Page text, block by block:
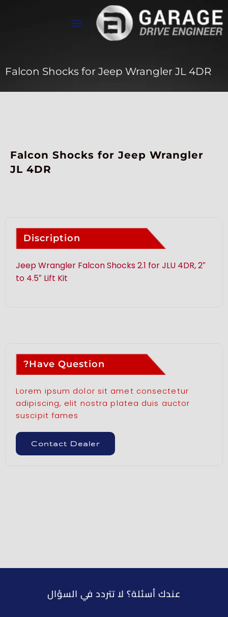
Falcon Shocks for Jeep Wrangler JL 4DR
Falcon Shocks for Jeep Wrangler
JL 4DR
Discription
Jeep Wrangler Falcon Shocks 2.1 for JLU 4DR, 2″
to 4.5″ Lift Kit
Have Question?
Lorem ipsum dolor sit amet consectetur
adipiscing, elit nostra platea duis auctor
suscipit fames
Contact Dealer
عندك أسئلة؟ لا تتردد في السؤال